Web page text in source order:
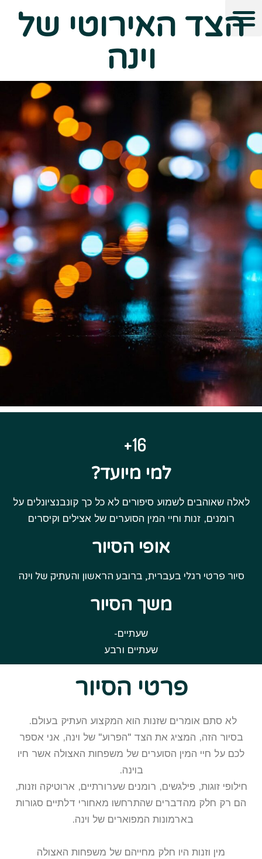
הצד האירוטי של
וינה
16+
למי מיועד?
לאלה שאוהבים לשמוע סיפורים לא כל כך קונבנציונלים על
רומנים, זנות וחיי המין הסוערים של אצילים וקיסרים
אופי הסיור
סיור פרטי רגלי בעברית, ברובע הראשון והעתיק של וינה
משך הסיור
שעתיים-
שעתיים ורבע
פרטי הסיור
לא סתם אומרים שזנות הוא המקצוע העתיק בעולם.
בסיור הזה, המציג את הצד "הפרוע" של וינה, אני אספר
לכם על חיי המין הסוערים של משפחות האצולה אשר חיו
בוינה.
חילופי זוגות, פילגשים, רומנים שערורתיים, ארוטיקה וזנות,
הם רק חלק מהדברים שהתרחשו מאחורי דלתיים סגורות
בארמונות המפוארים של וינה.
מין וזנות היו חלק מחייהם של משפחות האצולה